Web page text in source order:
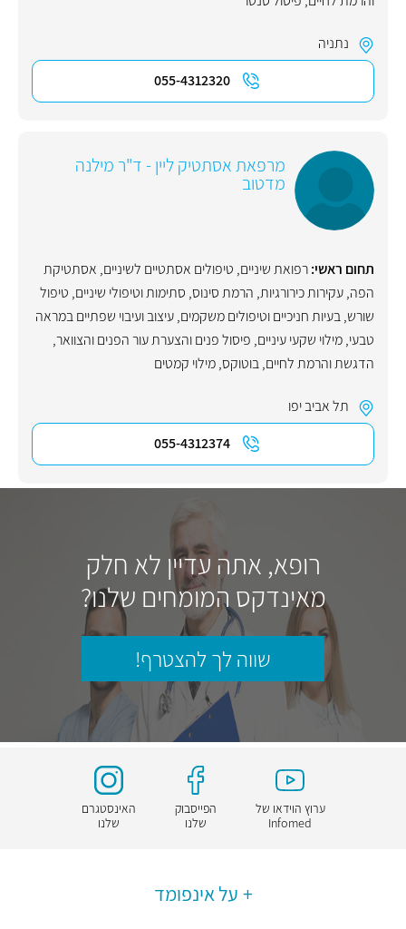
נתניה
055-4312320
מרפאת אסתטיק ליין - ד"ר מילנה
מדטוב
תחום ראשי:רפואת שיניים, טיפולים אסתטיים לשיניים, אסתטיקת
הפה,עקירות כירורגיות, הרמת סינוס, סתימות וטיפולי שיניים, טיפול
שורש,בעיות חניכיים וטיפולים משקמים,עיצוב ועיבוי שפתיים במראה
טבעי,מילוי שקעי עיניים, פיסול פנים והצערת עור הפנים והצוואר,
הדגשת והרמת לחיים,בוטוקס,מילוי קמטים
תל אביב יפו
055-4312374
רופא, אתה עדיין לא חלק
מאינדקס המומחים שלנו?
שווה לך להצטרף!
ערוץ הוידאו של
Infomed
הפייסבוק
שלנו
האינסטגרם
שלנו
על אינפומד